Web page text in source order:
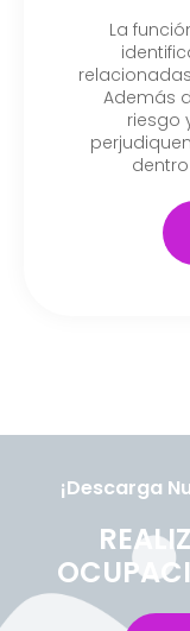
La
Además
riesgo
¡Descarga